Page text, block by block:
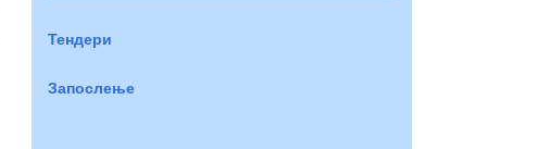
Тендери
Запослење